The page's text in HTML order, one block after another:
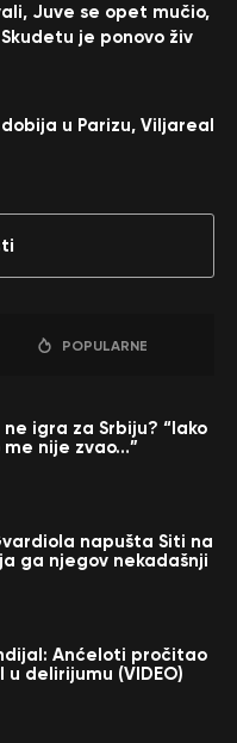
Juve se opet mučio,
je ponovo živ
u Parizu, Viljareal
POPULARNE
igra za Srbiju? “Iako
nije zvao…”
napušta Siti na
ga njegov nekadašnji
Anćeloti pročitao
delirijumu (VIDEO)